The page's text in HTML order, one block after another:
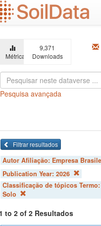
Ir
para
o
principal
Métricas
9,371
Downloads
Pesquisa avançada
Filtrar resultados
Autor Afiliação: Empresa
Publication Year: 2026
Classificação de tópicos Termo:
Solo
to 2 of 2 Resultados